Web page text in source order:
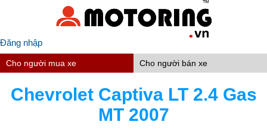
Đăng nhập
Cho người mua xe Cho người bán xe
Chevrolet Captiva LT 2.4 Gas
MT 2007